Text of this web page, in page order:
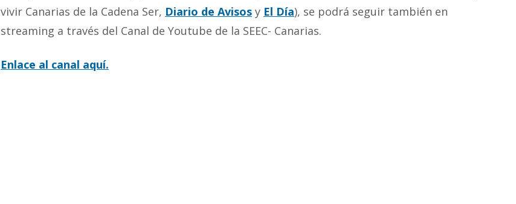
vivir Canarias de la Cadena Ser, Diario de Avisos y El Día), se podrá seguir también en
streaming a través del Canal de Youtube de la SEEC- Canarias.
Enlace al canal aquí.